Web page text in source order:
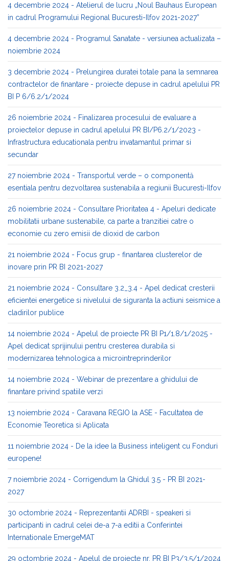
4 decembrie 2024 - Atelierul de lucru „Noul Bauhaus European
in cadrul Programului Regional Bucuresti-Ilfov 2021-2027”
4 decembrie 2024 - Programul Sanatate - versiunea actualizata –
noiembrie 2024
3 decembrie 2024 - Prelungirea duratei totale pana la semnarea
contractelor de finantare - proiecte depuse in cadrul apelului PR
BI P 6/6.2/1/2024
26 noiembrie 2024 - Finalizarea procesului de evaluare a
proiectelor depuse in cadrul apelului PR BI/P6.2/1/2023 -
Infrastructura educationala pentru invatamantul primar si
secundar
27 noiembrie 2024 - Transportul verde – o componentă
esentiala pentru dezvoltarea sustenabila a regiunii Bucuresti-Ilfov
26 noiembrie 2024 - Consultare Prioritatea 4 - Apeluri dedicate
mobilitatii urbane sustenabile, ca parte a tranzitiei catre o
economie cu zero emisii de dioxid de carbon
21 noiembrie 2024 - Focus grup - finantarea clusterelor de
inovare prin PR BI 2021-2027
21 noiembrie 2024 - Consultare 3.2_3.4 - Apel dedicat cresterii
eficientei energetice si nivelului de siguranta la actiuni seismice a
cladirilor publice
14 noiembrie 2024 - Apelul de proiecte PR BI P1/1.8/1/2025 -
Apel dedicat sprijinului pentru cresterea durabila si
modernizarea tehnologica a microintreprinderilor
14 noiembrie 2024 - Webinar de prezentare a ghidului de
finantare privind spatiile verzi
13 noiembrie 2024 - Caravana REGIO la ASE - Facultatea de
Economie Teoretica si Aplicata
11 noiembrie 2024 - De la idee la Business inteligent cu Fonduri
europene!
7 noiembrie 2024 - Corrigendum la Ghidul 3.5 - PR BI 2021-
2027
30 octombrie 2024 - Reprezentantii ADRBI - speakeri si
participanti in cadrul celei de-a 7-a editii a Conferintei
Internationale EmergeMAT
29 octombrie 2024 - Apelul de proiecte nr. PR BI P3/3.5/1/2024